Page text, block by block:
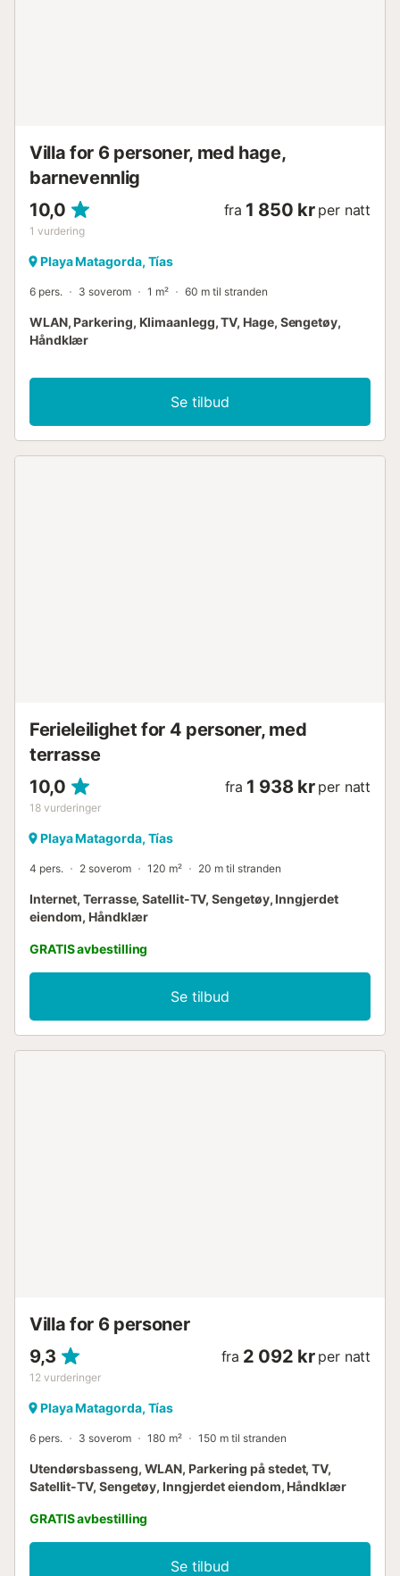
Villa for 6 personer, med hage,
barnevennlig
10,0
1 vurdering
fra 1 850 kr per natt
Playa Matagorda, Tías
6 pers. 3 soverom 1 m² 60 m til stranden
WLAN, Parkering, Klimaanlegg, TV, Hage, Sengetøy,
Håndklær
Se tilbud
Ferieleilighet for 4 personer, med
terrasse
10,0
18 vurderinger
fra 1 938 kr per natt
Playa Matagorda, Tías
4 pers. 2 soverom 120 m² 20 m til stranden
Internet, Terrasse, Satellit-TV, Sengetøy, Inngjerdet
eiendom, Håndklær
GRATIS avbestilling
Se tilbud
Villa for 6 personer
9,3
12 vurderinger
fra 2 092 kr per natt
Playa Matagorda, Tías
6 pers. 3 soverom 180 m² 150 m til stranden
Utendørsbasseng, WLAN, Parkering på stedet, TV,
Satellit-TV, Sengetøy, Inngjerdet eiendom, Håndklær
GRATIS avbestilling
Se tilbud